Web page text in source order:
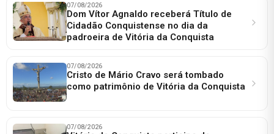
07/08/2026
Dom Vítor Agnaldo receberá Título de
Cidadão Conquistense no dia da
padroeira de Vitória da Conquista
07/08/2026
Cristo de Mário Cravo será tombado
como patrimônio de Vitória da Conquista
07/08/2026